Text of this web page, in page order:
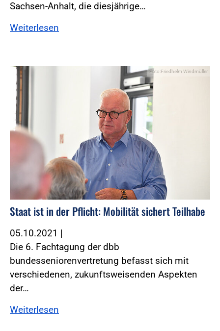
Sachsen-Anhalt, die diesjährige…
Weiterlesen
Foto:Friedhelm Windmüller
Staat ist in der Pflicht: Mobilität sichert Teilhabe
05.10.2021 |
Die 6. Fachtagung der dbb
bundesseniorenvertretung befasst sich mit
verschiedenen, zukunftsweisenden Aspekten
der…
Weiterlesen